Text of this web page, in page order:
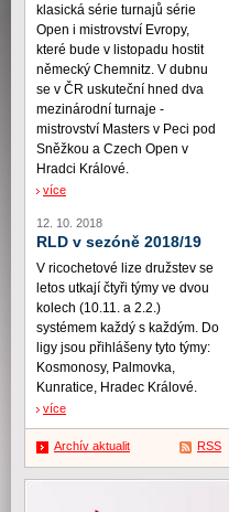
klasická série turnajů série
Open i mistrovství Evropy,
které bude v listopadu hostit
německý Chemnitz. V dubnu
se v ČR uskuteční hned dva
mezinárodní turnaje -
mistrovství Masters v Peci pod
Sněžkou a Czech Open v
Hradci Králové.
více
12. 10. 2018
RLD v sezóně 2018/19
V ricochetové lize družstev se
letos utkají čtyři týmy ve dvou
kolech (10.11. a 2.2.)
systémem každý s každým. Do
ligy jsou přihlášeny tyto týmy:
Kosmonosy, Palmovka,
Kunratice, Hradec Králové.
více
Archív aktualit RSS